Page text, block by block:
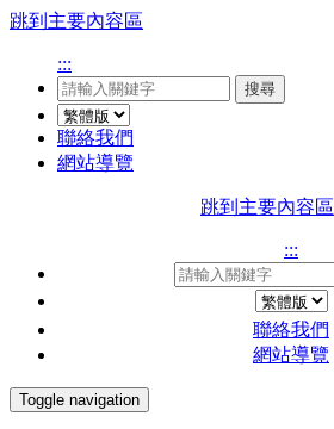
跳到主要內容區
:::
搜尋
聯絡我們
網站導覽
跳到主要內容區
:::
聯絡我們
網站導覽
Toggle navigation